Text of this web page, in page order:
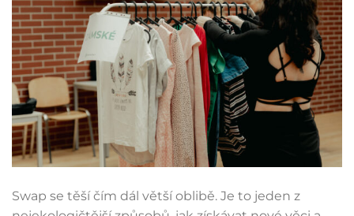
Swap se těší čím dál větší oblibě. Je to jeden z